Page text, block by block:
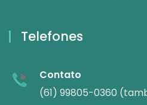
Telefones
Contato
(61) 99805-0360